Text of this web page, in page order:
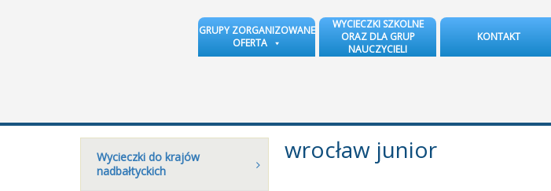
GRUPY ZORGANIZOWANE
OFERTA
WYCIECZKI SZKOLNE
ORAZ DLA GRUP
NAUCZYCIELI
KONTAKT
Wycieczki do krajów
nadbałtyckich
wrocław junior